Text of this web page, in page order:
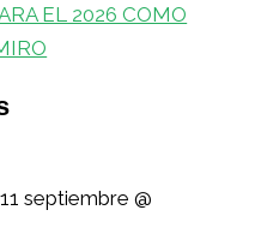
EL 2026 COMO
11 septiembre @